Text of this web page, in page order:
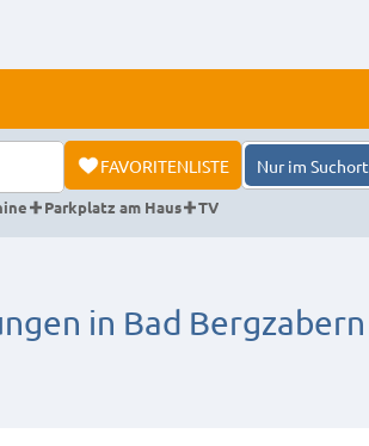
FAVORITENLISTE Nur im Suchort
Parkplatz am Haus TV
in Bad Bergzabern